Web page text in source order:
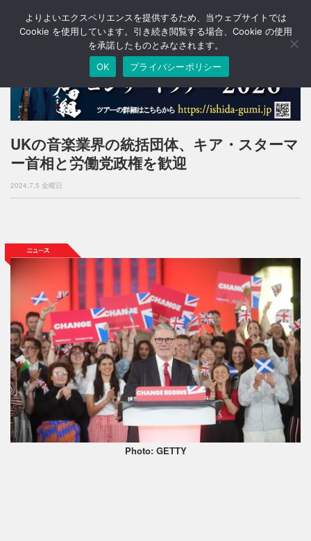
T
o
a
v
g
o
UKの音楽業界の統括団体、キア・スターマ
ー首相と労働党政権を歓迎
2024.7.5 金曜日
Photo: GETTY
よりよいエクスペリエンスを提供するため、当ウェブサイトでは
Cookie を使用しています。引き続き閲覧する場合、Cookie の使用
を承諾したものとみなされます。
OK
プライバシーポリシー